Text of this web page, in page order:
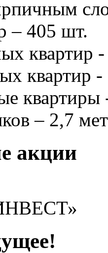
– 405 шт.
квартир
квартир
– 2,7
акции